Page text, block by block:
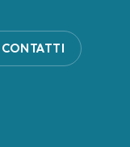
CONTATTI